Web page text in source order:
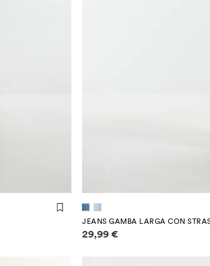
JEANS GAMBA LARGA CON
Informazioni sui prezzi
29,99 €